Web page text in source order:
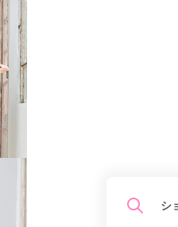
取県(29)
長崎県(44)
県(41)
シ